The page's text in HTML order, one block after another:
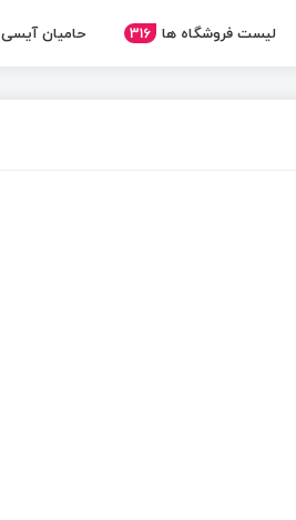
لیست فروشگاه ها 316 حامیان آیسی